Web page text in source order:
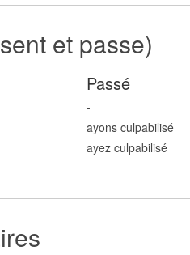
et passe)
Passé
-
ayons culpabilisé
ayez culpabilisé